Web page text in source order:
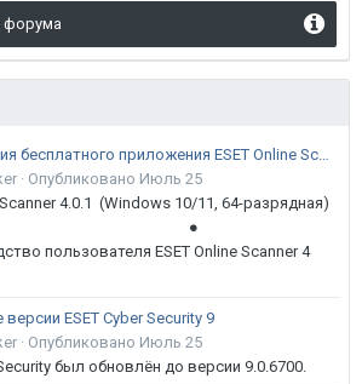
форума
Новая версия бесплатного приложения ESET Online Scanner доступна пользователям
· Опубликовано Июль 25
Scanner 4.0.1 (Windows 10/11, 64-разрядная)
пользователя ESET Online Scanner 4
ESET Cyber Security 9
· Опубликовано Июль 25
был обновлён до версии 9.0.6700.